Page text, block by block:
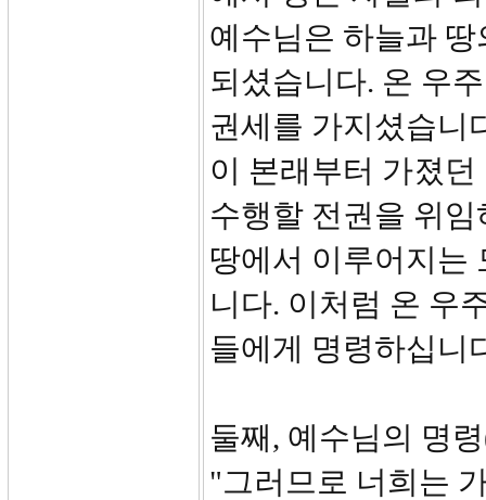
예수님은 하늘과
되셨습니다. 온 우
권세를 가지셨습니
이 본래부터 가졌
수행할 전권을 위
땅에서 이루어지는
니다. 이처럼 온 우
들에게 명령하십니
둘째, 예수님의 명
"그러므로 너희는